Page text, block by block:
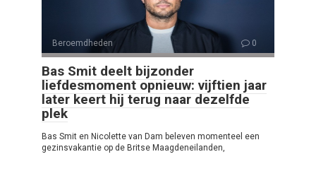
Beroemdheden 0
Bas Smit deelt bijzonder
liefdesmoment opnieuw: vijftien jaar
later keert hij terug naar dezelfde
plek
Bas Smit en Nicolette van Dam beleven momenteel een
gezinsvakantie op de Britse Maagdeneilanden,